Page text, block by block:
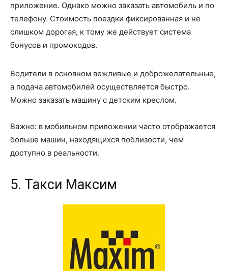
приложение. Однако можно заказать автомобиль и по
телефону. Стоимость поездки фиксированная и не
слишком дорогая, к тому же действует система
бонусов и промокодов.
Водители в основном вежливые и доброжелательные,
а подача автомобилей осуществляется быстро.
Можно заказать машину с детским креслом.
Важно: в мобильном приложении часто отображается
больше машин, находящихся поблизости, чем
доступно в реальности.
5. Такси Максим